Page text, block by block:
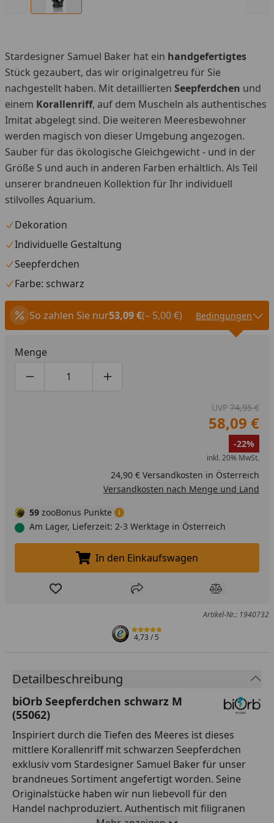
Stardesigner Samuel Baker hat ein handgefertigtes
Stück gezaubert, das wir originalgetreu für Sie
nachgestellt haben. Mit detaillierten Seepferdchen und
einem Korallenriff, auf dem Muscheln als authentisches
Imitat abgelegt sind. Die weiteren Meeresbewohner
werden magisch von dieser Umgebung angezogen.
Sauber für das ökologische Gleichgewicht - und in der
Größe S und auch in anderen Farben erhältlich. Als Teil
unserer brandneuen Kollektion für Ihr individuell
stilvolles Aquarium.
Dekoration
Individuelle Gestaltung
Seepferdchen
Farbe: schwarz
So zahlen Sie nur53,09 €(– 5,00 €) Bedingungen
Menge
Produktmenge um eins verringern
Produktmenge manuell eingeben
Produktmenge um eins erhöhen
UVP 74,95 €
58,09 €
-22%
inkl. 20% MwSt.
24,90 € Versandkosten in Österreich
Versandkosten nach Menge und Land
59 zooBonus Punkte
Am Lager, Lieferzeit: 2-3 Werktage in Österreich
In den Einkaufswagen legen
In den Einkaufswagen
Produkt zur Wunschliste hinzufügen
Teilen Produkt
Artikel-Nr.: 1940732
4,73/ 5
Detailbeschreibung
biOrb Seepferdchen schwarz M
(55062)
Inspiriert durch die Tiefen des Meeres ist dieses
mittlere Korallenriff mit schwarzen Seepferdchen
exklusiv vom Stardesigner Samuel Baker für unser
brandneues Sortiment angefertigt worden. Seine
Originalstücke haben wir nun liebevoll für den
Handel nachproduziert. Authentisch mit filigranen